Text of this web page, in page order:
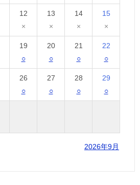
12
×
13
×
14
×
15
×
19
○
20
○
21
○
22
○
26
○
27
○
28
○
29
○
2026年9月